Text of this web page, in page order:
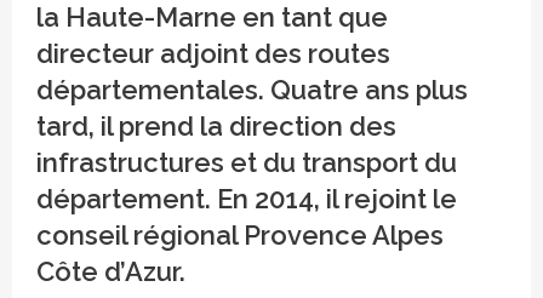
la Haute-Marne en tant que
directeur adjoint des routes
départementales. Quatre ans plus
tard, il prend la direction des
infrastructures et du transport du
département. En 2014, il rejoint le
conseil régional Provence Alpes
Côte d’Azur.